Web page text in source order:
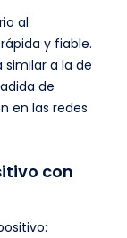
al
y fiable.
similar a la de
de
en las redes
con